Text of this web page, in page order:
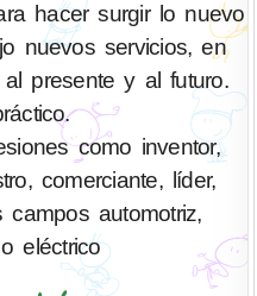
hacer surgir lo nuevo
nuevos servicios, en
presente y al futuro.
como inventor,
comerciante, líder,
campos automotriz,
eléctrico